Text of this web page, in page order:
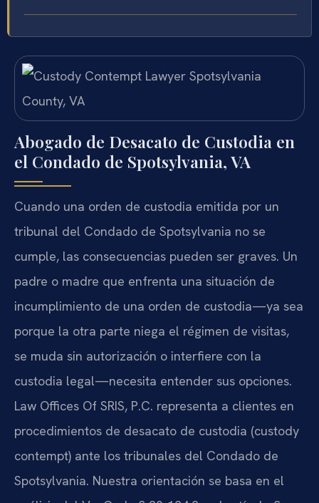
Abogado de Desacato de Custodia en
el Condado de Spotsylvania, VA
Cuando una orden de custodia emitida por un
tribunal del Condado de Spotsylvania no se
cumple, las consecuencias pueden ser graves. Un
padre o madre que enfrenta una situación de
incumplimiento de una orden de custodia—ya sea
porque la otra parte niega el régimen de visitas,
se muda sin autorización o interfiere con la
custodia legal—necesita entender sus opciones.
Law Offices Of SRIS, P.C. representa a clientes en
procedimientos de desacato de custodia (custody
contempt) ante los tribunales del Condado de
Spotsylvania. Nuestra orientación se basa en el